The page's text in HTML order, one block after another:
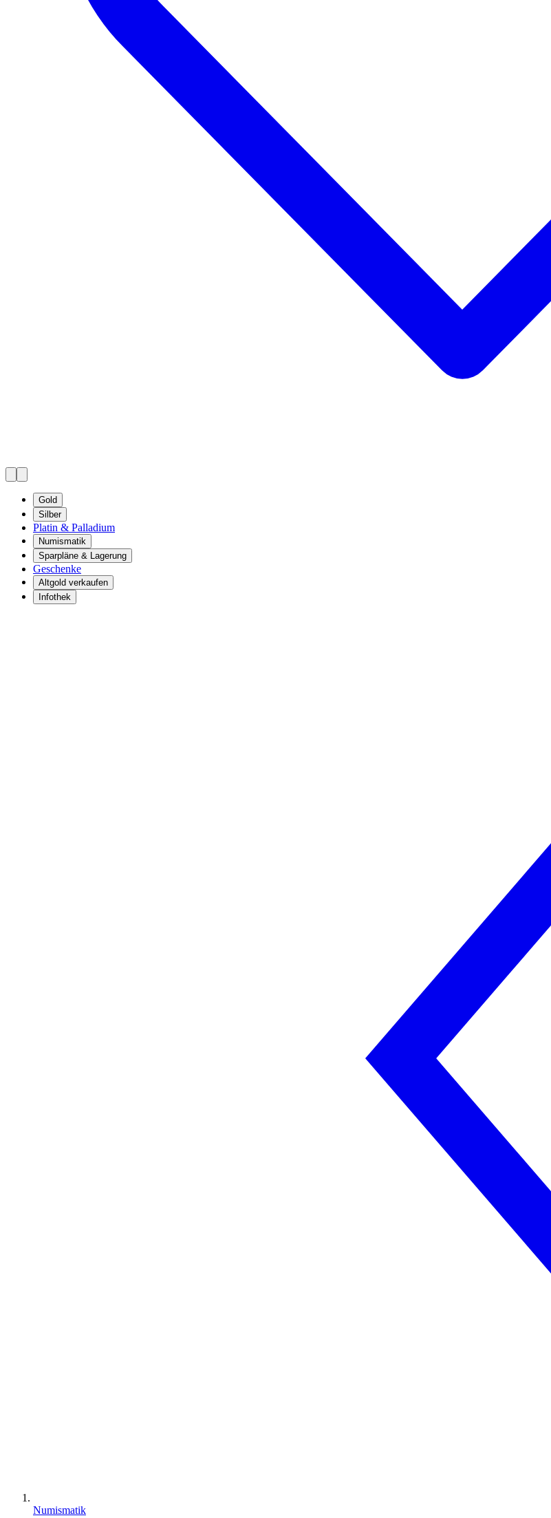
Gold
Silber
Platin & Palladium
Numismatik
Sparpläne & Lagerung
Geschenke
Altgold verkaufen
Infothek
Numismatik